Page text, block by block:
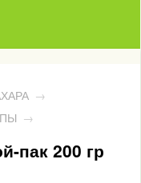
→
→
пак 200 гр